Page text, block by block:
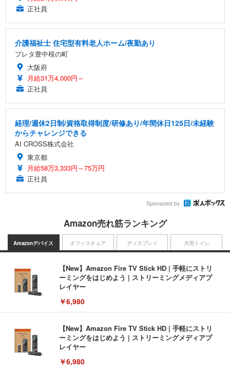
正社員
介護福祉士 住宅型有料老人ホーム/夜勤あり
プレタ豊中桜の町
大阪府
月給31万4,000円～
正社員
経理/週休2日制/資格取得制度/研修あり/年間休日125日/未経験
からチャレンジできる
AI CROSS株式会社
東京都
月給58万3,333円～75万円
正社員
Sponsored by
Amazon売れ筋ランキング
Amazonデバイス
【New】Amazon Fire TV Stick HD | 手軽にストリ
ーミングをはじめよう | ストリーミングメディアプ
レイヤー
￥6,980
【New】Amazon Fire TV Stick HD | 手軽にストリ
ーミングをはじめよう | ストリーミングメディアプ
レイヤー
￥6,980
オフィスチェア ディスプレイ 犬用トイレ